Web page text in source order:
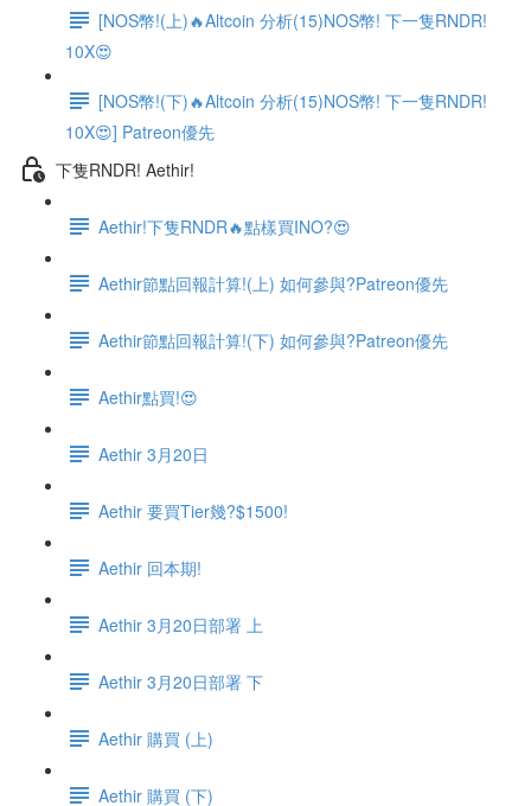
[NOS幣!(上)🔥Altcoin 分析(15)NOS幣! 下一隻RNDR!
10X😍
[NOS幣!(下)🔥Altcoin 分析(15)NOS幣! 下一隻RNDR!
10X😍] Patreon優先
下隻RNDR! Aethir!
Aethir!下隻RNDR🔥點樣買INO?😍
Aethir節點回報計算!(上) 如何參與?Patreon優先
Aethir節點回報計算!(下) 如何參與?Patreon優先
Aethir點買!😍
Aethir 3月20日
Aethir 要買Tier幾?$1500!
Aethir 回本期!
Aethir 3月20日部署 上
Aethir 3月20日部署 下
Aethir 購買 (上)
Aethir 購買 (下)